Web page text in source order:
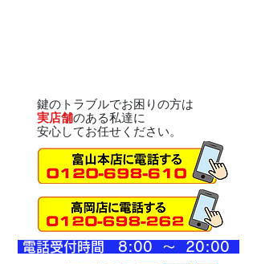
鍵のトラブルでお困りの方は
実店舗のある私達に
安心してお任せください。
​電話受付時間 8:00 ～ 20:00